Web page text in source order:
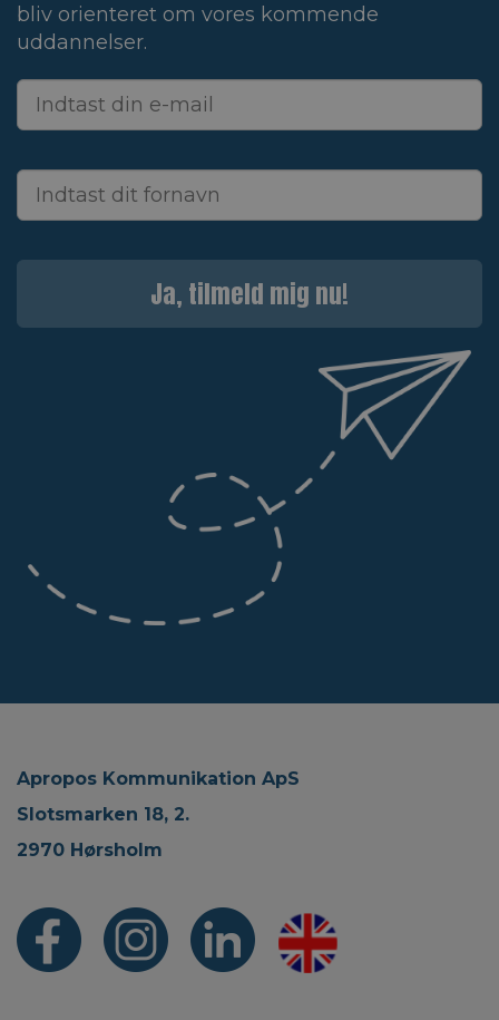
bliv orienteret om vores kommende
uddannelser.
Ja, tilmeld mig nu!
Apropos Kommunikation ApS
Slotsmarken 18, 2.
2970 Hørsholm